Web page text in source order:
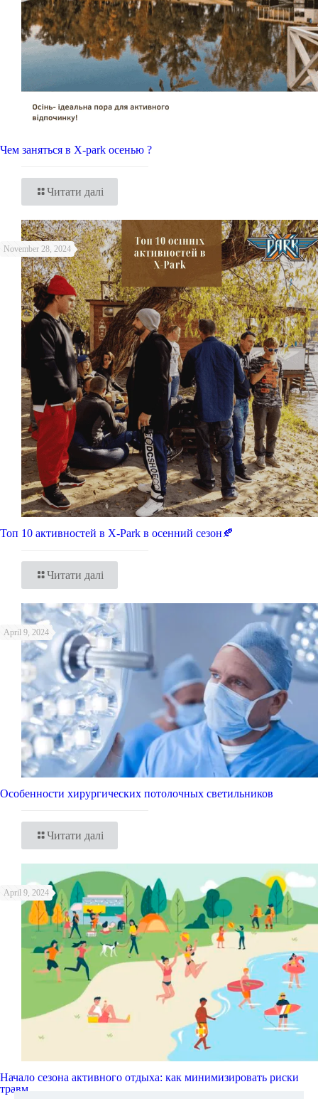
Чем заняться в X-park осенью ?
Читати далі
November 28, 2024
Топ 10 активностей в X-Park в осенний сезон🍂
Читати далі
April 9, 2024
Особенности хирургических потолочных светильников
Читати далі
April 9, 2024
Начало сезона активного отдыха: как минимизировать риски
травм